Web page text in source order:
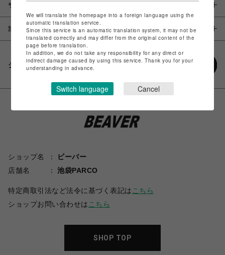
サイズ
注意事項
シェアする
ショップ名
ビーバー
店舗名
池袋PARCO
特定商取引法など法令に基づく表記は こちら
ショップお問い合わせは こちら
SHOP TOP
We will translate the homepage into a foreign language using the
automatic translation service.
Since this service is an automatic translation system, it may not be
translated correctly and may differ from the original content of the
page before translation.
In addition, we do not take any responsibility for any direct or
indirect damage caused by using this service. Thank you for your
understanding in advance.
Switch language Cancel